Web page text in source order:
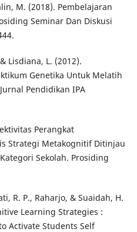
M. (2018). Pembelajaran
Seminar Dan Diskusi
Lisdiana, L. (2012).
Genetika Untuk Melatih
Pendidikan IPA
Perangkat
Strategi Metakognitif Ditinjau
Sekolah. Prosiding
R. P., Raharjo, & Suaidah, H.
Learning Strategies :
Activate Students Self